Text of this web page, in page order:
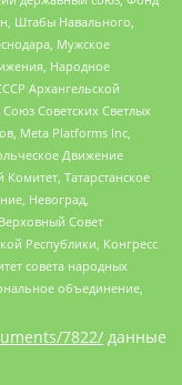
Штабы Навального,
Мужское
Народное
Архангельской
Советских Светлых
Meta Platforms Inc,
Движение
Татарстанское
Невоград,
Совет
Республики, Конгресс
совета народных
объединение,
7822/ данные